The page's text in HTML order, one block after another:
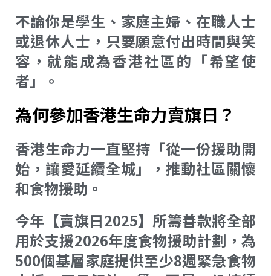
不論你是學生、家庭主婦、在職人士
或退休人士，只要願意付出時間與笑
容，就能成為香港社區的「希望使
者」。
為何參加香港生命力賣旗日？
香港生命力一直堅持「從一份援助開
始，讓愛延續全城」，推動社區關懷
和食物援助。
今年【賣旗日2025】所籌善款將全部
用於支援2026年度食物援助計劃，為
500個基層家庭提供至少8週緊急食物